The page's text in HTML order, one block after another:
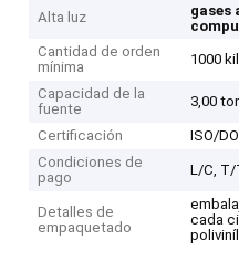
Alta luz gases
Cantidad de orden
mínima
1000
Capacidad de la
fuente
3,00
Certificación
ISO/
Condiciones de
pago
L/C, T/
Detalles de
empaquetado
cada